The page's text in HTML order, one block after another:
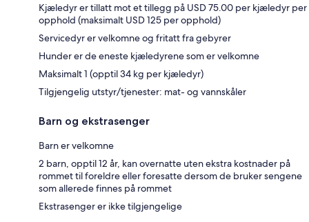
Kjæledyr er tillatt mot et tillegg på USD 75.00 per kjæledyr per
opphold (maksimalt USD 125 per opphold)
Servicedyr er velkomne og fritatt fra gebyrer
Hunder er de eneste kjæledyrene som er velkomne
Maksimalt 1 (opptil 34 kg per kjæledyr)
Tilgjengelig utstyr/tjenester: mat- og vannskåler
Barn og ekstrasenger
Barn er velkomne
2 barn, opptil 12 år, kan overnatte uten ekstra kostnader på
rommet til foreldre eller foresatte dersom de bruker sengene
som allerede finnes på rommet
Ekstrasenger er ikke tilgjengelige